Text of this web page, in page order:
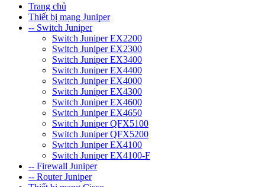
Trang chủ
Thiết bị mạng Juniper
-- Switch Juniper
Switch Juniper EX2200
Switch Juniper EX2300
Switch Juniper EX3400
Switch Juniper EX4400
Switch Juniper EX4000
Switch Juniper EX4300
Switch Juniper EX4600
Switch Juniper EX4650
Switch Juniper QFX5100
Switch Juniper QFX5200
Switch Juniper EX4100
Switch Juniper EX4100-F
-- Firewall Juniper
-- Router Juniper